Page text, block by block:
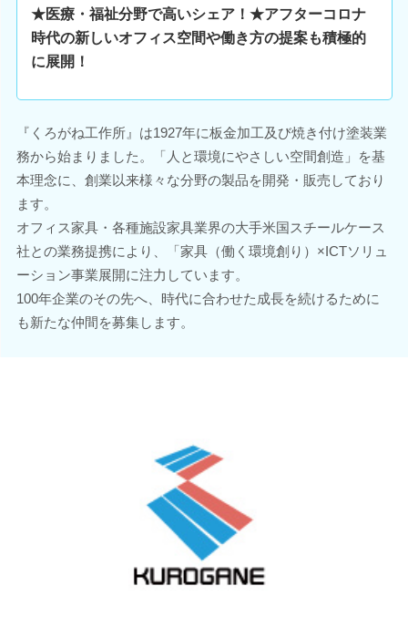
★医療・福祉分野で高いシェア！★アフターコロナ
時代の新しいオフィス空間や働き方の提案も積極的
に展開！
『くろがね工作所』は1927年に板金加工及び焼き付け塗装業
務から始まりました。「人と環境にやさしい空間創造」を基
本理念に、創業以来様々な分野の製品を開発・販売しており
ます。
オフィス家具・各種施設家具業界の大手米国スチールケース
社との業務提携により、「家具（働く環境創り）×ICTソリュ
ーション事業展開に注力しています。
100年企業のその先へ、時代に合わせた成長を続けるために
も新たな仲間を募集します。